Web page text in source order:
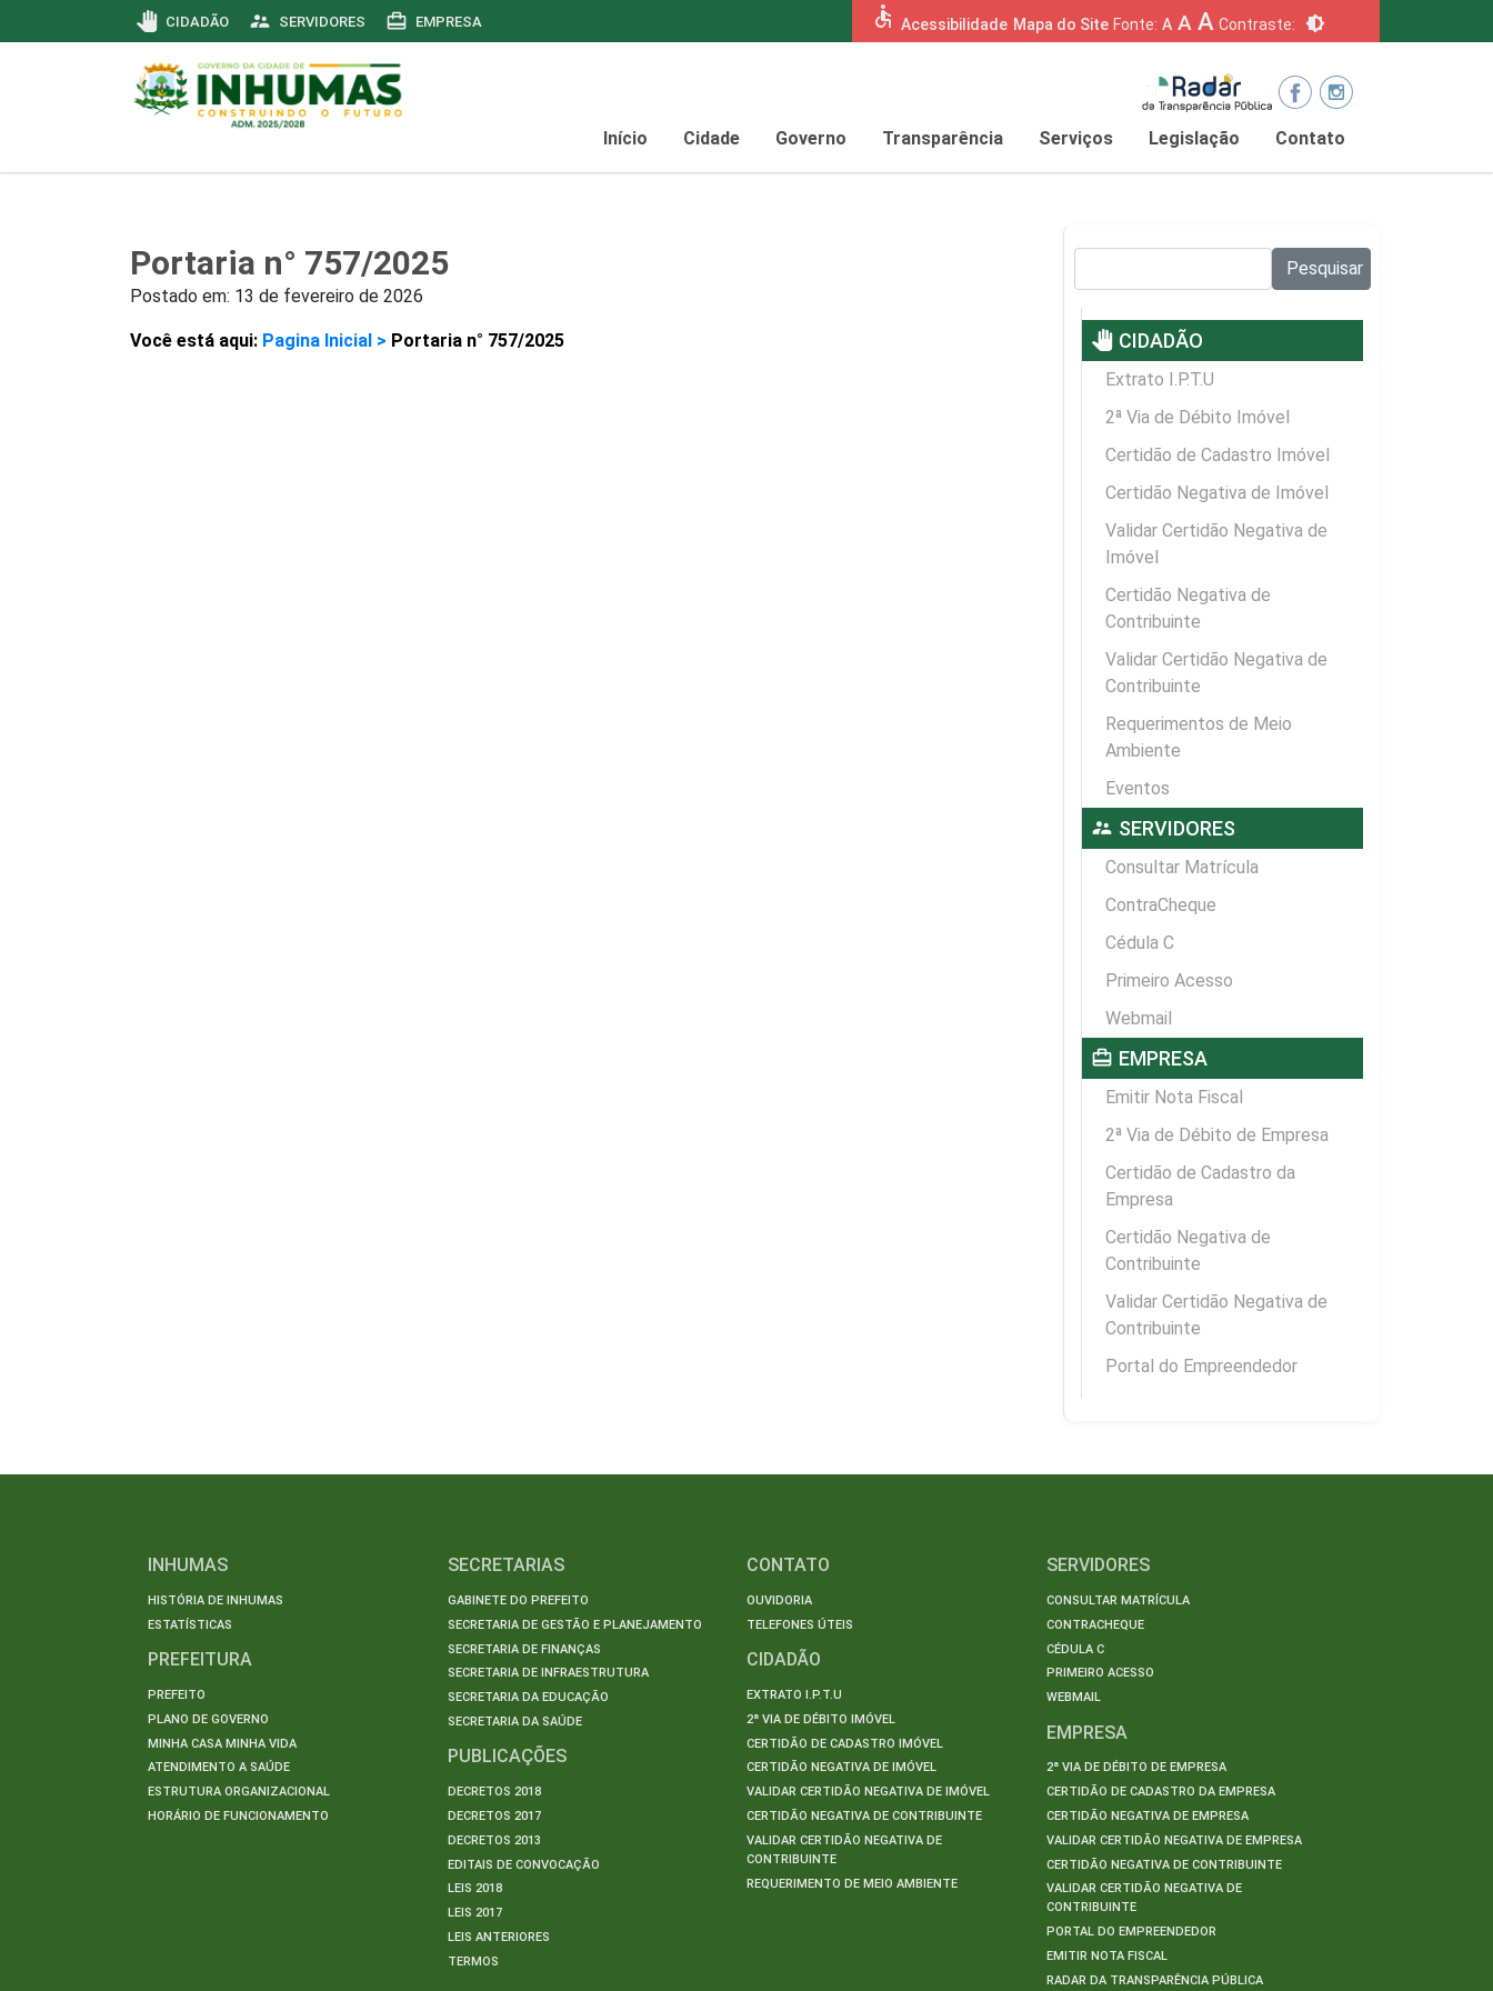
pan_tool CIDADÃO supervisor_account SERVIDORES card_travel EMPRESA accessible Acessibilidade Mapa do Site Fonte: A A A Contraste: brightness_6
Início Cidade Governo Transparência Serviços Legislação Contato
Portaria n° 757/2025
Postado em: 13 de fevereiro de 2026
Você está aqui: Pagina Inicial > Portaria n° 757/2025
Pesquisar
pan_tool CIDADÃO
Extrato I.P.T.U
2ª Via de Débito Imóvel
Certidão de Cadastro Imóvel
Certidão Negativa de Imóvel
Validar Certidão Negativa de
Imóvel
Certidão Negativa de
Contribuinte
Validar Certidão Negativa de
Contribuinte
Requerimentos de Meio
Ambiente
Eventos
supervisor_account SERVIDORES
Consultar Matrícula
ContraCheque
Cédula C
Primeiro Acesso
Webmail
card_travel EMPRESA
Emitir Nota Fiscal
2ª Via de Débito de Empresa
Certidão de Cadastro da
Empresa
Certidão Negativa de
Contribuinte
Validar Certidão Negativa de
Contribuinte
Portal do Empreendedor
INHUMAS
HISTÓRIA DE INHUMAS
ESTATÍSTICAS
PREFEITURA
PREFEITO
PLANO DE GOVERNO
MINHA CASA MINHA VIDA
ATENDIMENTO A SAÚDE
ESTRUTURA ORGANIZACIONAL
HORÁRIO DE FUNCIONAMENTO
SECRETARIAS
GABINETE DO PREFEITO
SECRETARIA DE GESTÃO E PLANEJAMENTO
SECRETARIA DE FINANÇAS
SECRETARIA DE INFRAESTRUTURA
SECRETARIA DA EDUCAÇÃO
SECRETARIA DA SAÚDE
PUBLICAÇÕES
DECRETOS 2018
DECRETOS 2017
DECRETOS 2013
EDITAIS DE CONVOCAÇÃO
LEIS 2018
LEIS 2017
LEIS ANTERIORES
TERMOS
CONTATO
OUVIDORIA
TELEFONES ÚTEIS
CIDADÃO
EXTRATO I.P.T.U
2ª VIA DE DÉBITO IMÓVEL
CERTIDÃO DE CADASTRO IMÓVEL
CERTIDÃO NEGATIVA DE IMÓVEL
VALIDAR CERTIDÃO NEGATIVA DE IMÓVEL
CERTIDÃO NEGATIVA DE CONTRIBUINTE
VALIDAR CERTIDÃO NEGATIVA DE
CONTRIBUINTE
REQUERIMENTO DE MEIO AMBIENTE
SERVIDORES
CONSULTAR MATRÍCULA
CONTRACHEQUE
CÉDULA C
PRIMEIRO ACESSO
WEBMAIL
EMPRESA
2ª VIA DE DÉBITO DE EMPRESA
CERTIDÃO DE CADASTRO DA EMPRESA
CERTIDÃO NEGATIVA DE EMPRESA
VALIDAR CERTIDÃO NEGATIVA DE EMPRESA
CERTIDÃO NEGATIVA DE CONTRIBUINTE
VALIDAR CERTIDÃO NEGATIVA DE
CONTRIBUINTE
PORTAL DO EMPREENDEDOR
EMITIR NOTA FISCAL
RADAR DA TRANSPARÊNCIA PÚBLICA